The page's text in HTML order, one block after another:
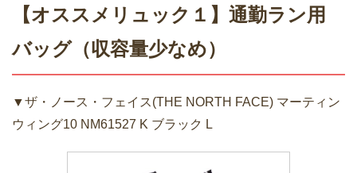
【オススメリュック１】通勤ラン用
バッグ（収容量少なめ）
▼ザ・ノース・フェイス(THE NORTH FACE) マーティン
ウィング10 NM61527 K ブラック L